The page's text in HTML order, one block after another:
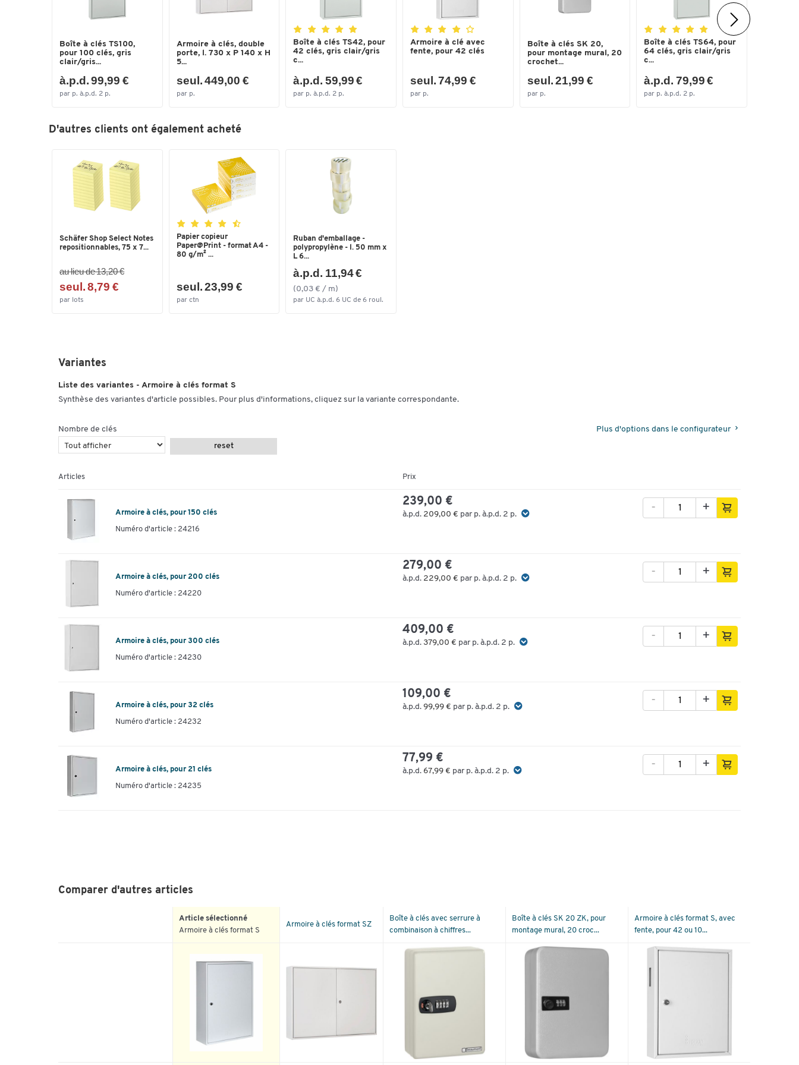
Boîte à clés TS100,
pour 100 clés, gris
clair/gris...
à.p.d. 99,99 €
par p. à.p.d. 2 p.
Armoire à clés, double
porte, l. 730 x P 140 x H
5...
seul. 449,00 €
par p.
Boîte à clés TS42, pour
42 clés, gris clair/gris
c...
à.p.d. 59,99 €
par p. à.p.d. 2 p.
Armoire à clé avec
fente, pour 42 clés
seul. 74,99 €
par p.
Boîte à clés SK 20,
pour montage mural, 20
crochet...
seul. 21,99 €
par p.
Boîte à clés TS64, pour
64 clés, gris clair/gris
c...
à.p.d. 79,99 €
par p. à.p.d. 2 p.
D'autres clients ont également acheté
Schäfer Shop Select Notes
repositionnables, 75 x 7...
au lieu de 13,20 €
seul. 8,79 €
par lots
Papier copieur
Paper@Print - format A4 -
80 g/m² ...
seul. 23,99 €
par ctn
Ruban d'emballage -
polypropylène - l. 50 mm x
L 6...
à.p.d. 11,94 €
(0,03 € / m)
par UC à.p.d. 6 UC de 6 roul.
Variantes
Liste des variantes - Armoire à clés format S
Synthèse des variantes d'article possibles. Pour plus d'informations, cliquez sur la variante correspondante.
Nombre de clés
reset
Plus d'options dans le configurateur
Articles Prix
Armoire à clés, pour 150 clés
Numéro d'article : 24216
239,00 €
à.p.d. 209,00 € par p. à.p.d. 2 p.
+
-
Armoire à clés, pour 200 clés
Numéro d'article : 24220
279,00 €
à.p.d. 229,00 € par p. à.p.d. 2 p.
+
-
Armoire à clés, pour 300 clés
Numéro d'article : 24230
409,00 €
à.p.d. 379,00 € par p. à.p.d. 2 p.
+
-
Armoire à clés, pour 32 clés
Numéro d'article : 24232
109,00 €
à.p.d. 99,99 € par p. à.p.d. 2 p.
+
-
Armoire à clés, pour 21 clés
Numéro d'article : 24235
77,99 €
à.p.d. 67,99 € par p. à.p.d. 2 p.
+
-
Comparer d'autres articles
Article sélectionné
Armoire à clés format S
Armoire à clés format SZ
Boîte à clés avec serrure à
combinaison à chiffres...
Boîte à clés SK 20 ZK, pour
montage mural, 20 croc...
Armoire à clés format S, avec
fente, pour 42 ou 10...